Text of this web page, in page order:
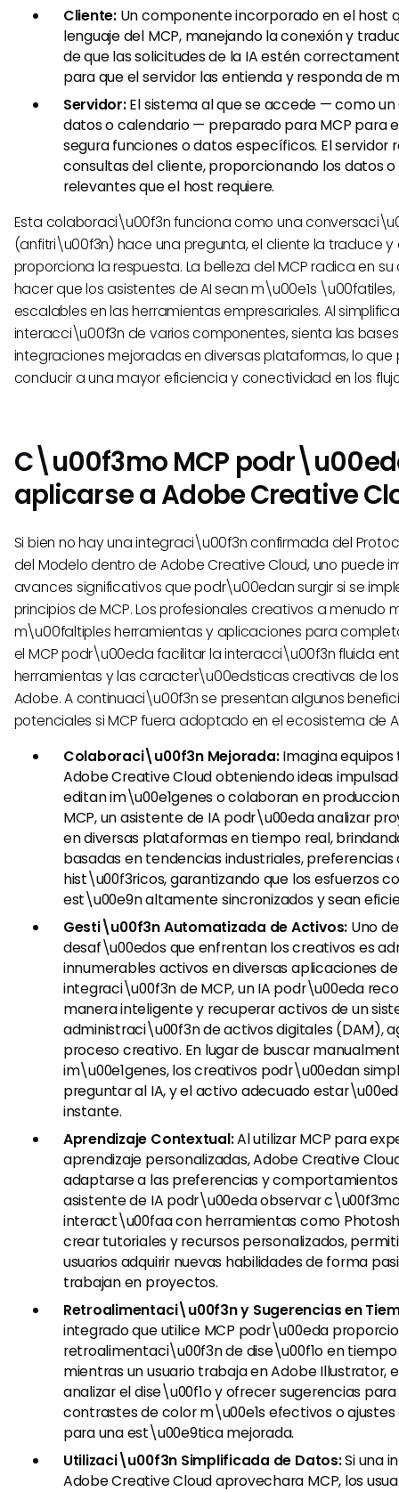
Cliente:Un componente incorporado en el host
lenguaje del MCP, manejando la conexión y
de que las solicitudes de la IA estén
para que el servidor las entienda y responda de
Servidor:El sistema al que se accede — como un
datos o calendario — preparado para MCP para
segura funciones o datos específicos. El servidor
consultas del cliente, proporcionando los datos
relevantes que el host requiere.
Esta colaboraci\u00f3n funciona como una
(anfitri\u00f3n) hace una pregunta, el cliente la traduce y
proporciona la respuesta. La belleza del MCP radica en
hacer que los asistentes de AI sean m\u00e1s \u00fatiles,
escalables en las herramientas empresariales. Al
interacci\u00f3n de varios componentes, sienta las
integraciones mejoradas en diversas plataformas, lo
conducir a una mayor eficiencia y conectividad en los
C\u00f3mo MCP
aplicarse a Adobe Creative
Si bien no hay una integraci\u00f3n confirmada del
del Modelo dentro de Adobe Creative Cloud, uno puede
avances significativos que podr\u00edan surgir si se
principios de MCP. Los profesionales creativos a menudo
m\u00faltiples herramientas y aplicaciones para
el MCP podr\u00eda facilitar la interacci\u00f3n fluida
herramientas y las caracter\u00edsticas creativas de
Adobe. A continuaci\u00f3n se presentan algunos
potenciales si MCP fuera adoptado en el ecosistema de
Colaboraci\u00f3n Mejorada:Imagina
Adobe Creative Cloud obteniendo ideas
editan im\u00e1genes o colaboran en
MCP, un asistente de IA podr\u00eda analizar
en diversas plataformas en tiempo real,
basadas en tendencias industriales,
hist\u00f3ricos, garantizando que los esfuerzos
est\u00e9n altamente sincronizados y sean
Gesti\u00f3n Automatizada de Activos: Uno
desaf\u00edos que enfrentan los creativos es
innumerables activos en diversas aplicaciones
integraci\u00f3n de MCP, un IA podr\u00eda
manera inteligente y recuperar activos de un
administraci\u00f3n de activos digitales (DAM),
proceso creativo. En lugar de buscar
im\u00e1genes, los creativos podr\u00edan
preguntar al IA, y el activo adecuado
instante.
Aprendizaje Contextual:Al utilizar MCP para
aprendizaje personalizadas, Adobe Creative
adaptarse a las preferencias y comportamientos
asistente de IA podr\u00eda observar
interact\u00faa con herramientas como
crear tutoriales y recursos personalizados,
usuarios adquirir nuevas habilidades de forma
trabajan en proyectos.
Retroalimentaci\u00f3n y Sugerencias en
integrado que utilice MCP podr\u00eda
retroalimentaci\u00f3n de dise\u00f1o en tiempo
mientras un usuario trabaja en Adobe Illustrator,
analizar el dise\u00f1o y ofrecer sugerencias
contrastes de color m\u00e1s efectivos o
para una est\u00e9tica mejorada.
Utilizaci\u00f3n Simplificada de Datos:Si una
Adobe Creative Cloud aprovechara MCP, los